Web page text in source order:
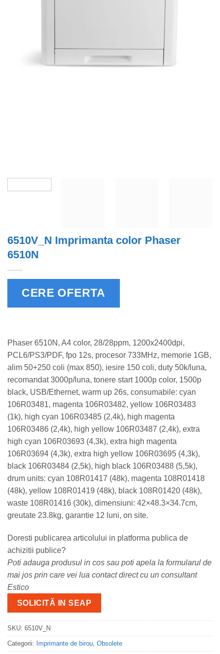
6510V_N Imprimanta color Phaser
6510N
CERE OFERTA
Phaser 6510N, A4 color, 28/28ppm, 1200x2400dpi,
PCL6/PS3/PDF, fpo 12s, procesor 733MHz, memorie 1GB,
alim 50+250 coli (max 850), iesire 150 coli, duty 50k/luna,
recomandat 3000p/luna, tonere start 1000p color, 1500p
black, USB/Ethernet, warm up 26s, consumabile: cyan
106R03481, magenta 106R03482, yellow 106R03483
(1k), high cyan 106R03485 (2,4k), high magenta
106R03486 (2,4k), high yellow 106R03487 (2,4k), extra
high cyan 106R03693 (4,3k), extra high magenta
106R03694 (4,3k), extra high yellow 106R03695 (4,3k),
black 106R03484 (2,5k), high black 106R03488 (5,5k),
drum units: cyan 108R01417 (48k), magenta 108R01418
(48k), yellow 108R01419 (48k), black 108R01420 (48k),
waste 108R01416 (30k), dimensiuni: 42×48.3×34.7cm,
greutate 23.8kg, garantie 12 luni, on site.
Doresti publicarea articolului in platforma publica de
achizitii publice?
Poti adauga produsul in cos sau poti apela la formularul de
mai jos prin care vei lua contact direct cu un consultant
Estico
SOLICITĂ IN SEAP
SKU: 6510V_N
Categorii: Imprimante de birou Obsolete